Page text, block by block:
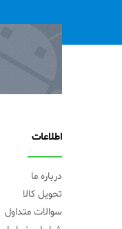
اطلاعات
درباره ما
تحویل کالا
سوالات متداول